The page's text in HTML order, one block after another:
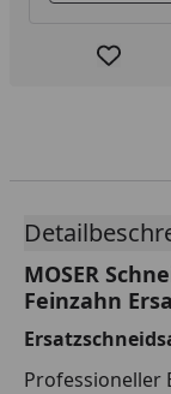
MOSER
Feinzahn
Professioneller